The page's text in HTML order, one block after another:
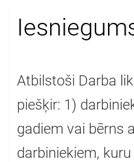
Atbilstoši Darba
piešķir: 1)
gadiem vai bērns
darbiniekiem,